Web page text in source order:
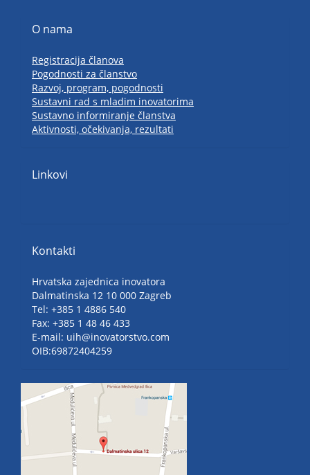
O nama
Registracija članova
Pogodnosti za članstvo
Razvoj, program, pogodnosti
Sustavni rad s mladim inovatorima
Sustavno informiranje članstva
Aktivnosti, očekivanja, rezultati
Linkovi
Kontakti
Hrvatska zajednica inovatora
Dalmatinska 12 10 000 Zagreb
Tel: +385 1 4886 540
Fax: +385 1 48 46 433
E-mail: uih@inovatorstvo.com
OIB:69872404259